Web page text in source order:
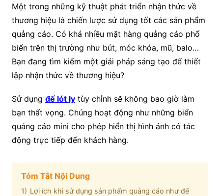
Một trong những kỹ thuật phát triển nhận thức về
thương hiệu là chiến lược sử dụng tốt các sản phẩm
quảng cáo. Có khá nhiều mặt hàng quảng cáo phổ
biển trên thị trường như bút, móc khóa, mũ, balo…
Bạn đang tìm kiếm một giải pháp sáng tạo để thiết
lập nhận thức về thương hiệu?
Sử dụng đế lót lytùy chỉnh sẽ không bao giờ làm
bạn thất vọng. Chúng hoạt động như những biển
quảng cáo mini cho phép hiển thị hình ảnh có tác
động trực tiếp đến khách hàng.
Tóm Tắt Nội Dung
1) Lợi ích khi sử dụng sản phẩm quảng cáo như đế